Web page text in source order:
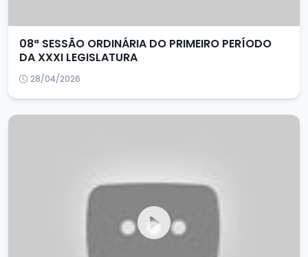
08ª SESSÃO ORDINÁRIA DO PRIMEIRO PERÍODO
DA XXXI LEGISLATURA
28/04/2026